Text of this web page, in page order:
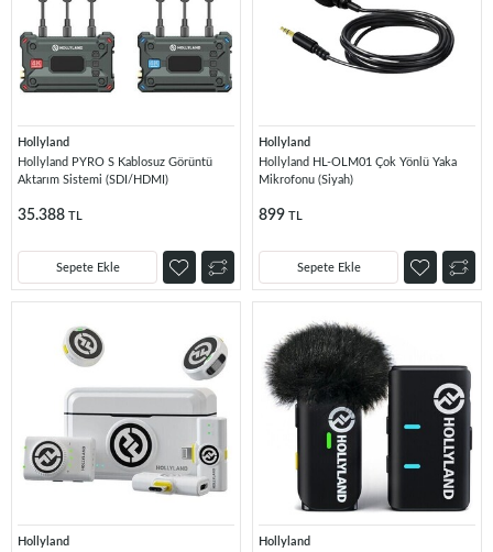
Hollyland
Hollyland PYRO S Kablosuz Görüntü
Aktarım Sistemi (SDI/HDMI)
35.388 TL
Sepete Ekle
Hollyland
Hollyland HL-OLM01 Çok Yönlü Yaka
Mikrofonu (Siyah)
899 TL
Sepete Ekle
Hollyland
Hollyland